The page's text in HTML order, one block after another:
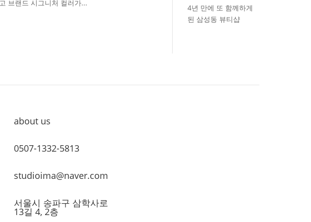
브랜드 시그니처 컬러가...
4년 만에 또 함께하게
된 삼성동 뷰티샵
about us
0507-1332-5813
studioima@naver.com
서울시 송파구 삼학사로
13길 4, 2층